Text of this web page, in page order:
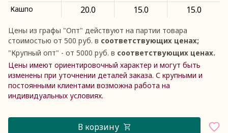
Кашпо 20.0 15.0 15.0
Цены из графы "Опт" действуют на партии товара
стоимостью от 500 руб. в соответствующих ценах;
"Крупный опт" - от 5000 руб. в соответствующих ценах.
Цены имеют ориентировочный характер и могут быть
изменены при уточнении деталей заказа. С крупными и
постоянными клиентами возможна работа на
индивидуальных условиях.
В корзину